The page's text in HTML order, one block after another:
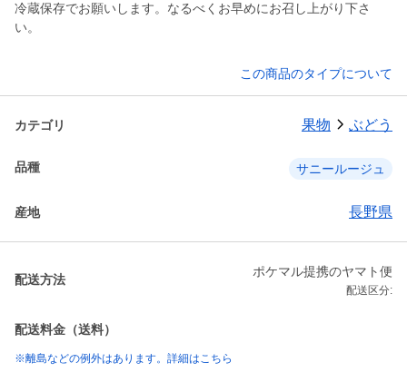
冷蔵保存でお願いします。なるべくお早めにお召し上がり下さ
い。
この商品のタイプについて
カテゴリ 果物 ぶどう
品種 サニールージュ
産地 長野県
配送方法
ポケマル提携のヤマト便
配送区分:
配送料金（送料）
※離島などの例外はあります。詳細はこちら